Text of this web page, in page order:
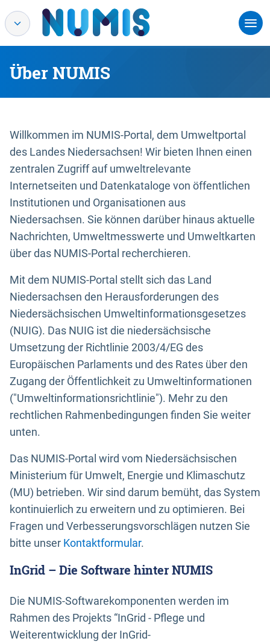
Über NUMIS
Willkommen im NUMIS-Portal, dem Umweltportal
des Landes Niedersachsen! Wir bieten Ihnen einen
zentralen Zugriff auf umweltrelevante
Internetseiten und Datenkataloge von öffentlichen
Institutionen und Organisationen aus
Niedersachsen. Sie können darüber hinaus aktuelle
Nachrichten, Umweltmesswerte und Umweltkarten
über das NUMIS-Portal recherchieren.
Mit dem NUMIS-Portal stellt sich das Land
Niedersachsen den Herausforderungen des
Niedersächsischen Umweltinformationsgesetzes
(NUIG). Das NUIG ist die niedersächsische
Umsetzung der Richtlinie 2003/4/EG des
Europäischen Parlaments und des Rates über den
Zugang der Öffentlichkeit zu Umweltinformationen
("Umweltinformationsrichtlinie"). Mehr zu den
rechtlichen Rahmenbedingungen finden Sie weiter
unten.
Das NUMIS-Portal wird vom Niedersächsischen
Ministerium für Umwelt, Energie und Klimaschutz
(MU) betrieben. Wir sind darum bemüht, das System
kontinuierlich zu erweitern und zu optimieren. Bei
Fragen und Verbesserungsvorschlägen nutzen Sie
bitte unser Kontaktformular.
InGrid – Die Software hinter NUMIS
Die NUMIS-Softwarekomponenten werden im
Rahmen des Projekts “InGrid - Pflege und
Weiterentwicklung der InGrid-